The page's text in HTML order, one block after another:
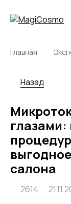
Главная
Назад
глазами:
салона
2614